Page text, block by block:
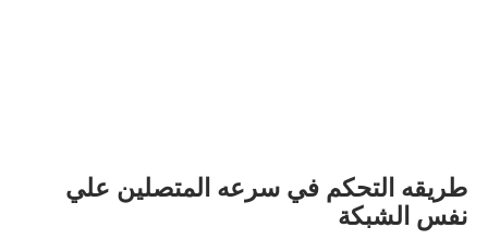
طريقه التحكم في سرعه المتصلين علي
نفس الشبكة